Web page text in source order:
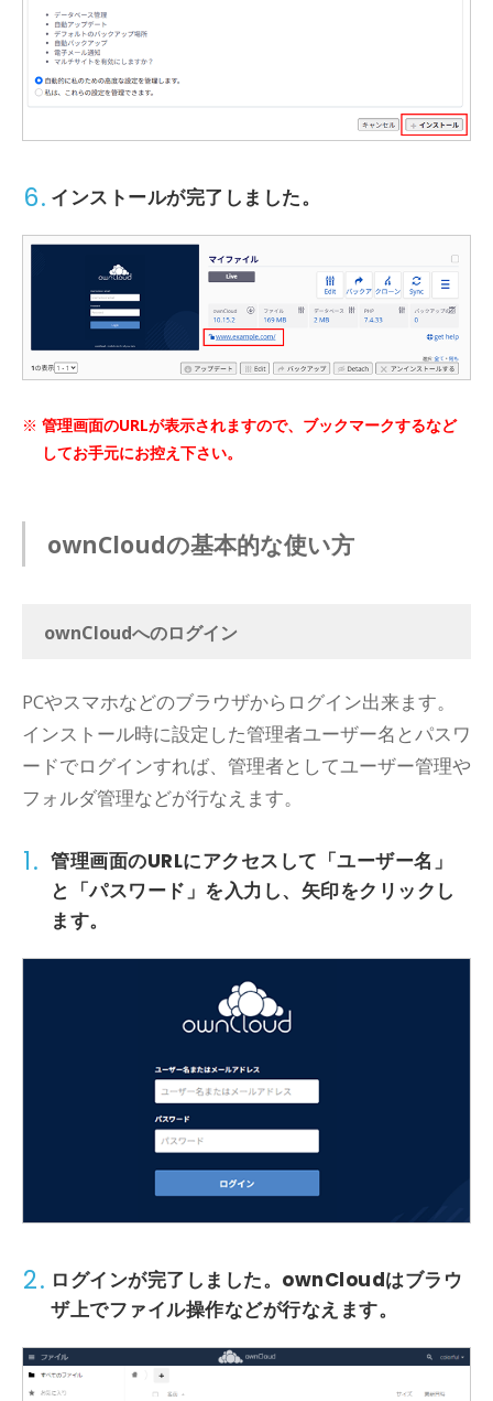
6. インストールが完了しました。
管理画面のURLが表示されますので、ブックマークするなど
してお手元にお控え下さい。
ownCloudの基本的な使い方
ownCloudへのログイン
PCやスマホなどのブラウザからログイン出来ます。
インストール時に設定した管理者ユーザー名とパスワ
ードでログインすれば、管理者としてユーザー管理や
フォルダ管理などが行なえます。
1. 管理画面のURLにアクセスして 「ユーザー名」
と 「パスワード」 を入力し、 矢印をクリックし
ます。
2. ログインが完了しました。ownCloudはブラウ
ザ上でファイル操作などが行なえます。